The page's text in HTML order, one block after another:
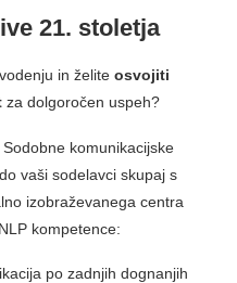
21. stoletja
in želite osvojiti
za dolgoročen uspeh?
komunikacijske
vaši sodelavci skupaj s
izobraževanega centra
kompetence:
po zadnjih dognanjih